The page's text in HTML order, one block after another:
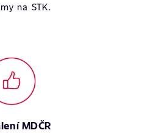
na STK.
MDČR